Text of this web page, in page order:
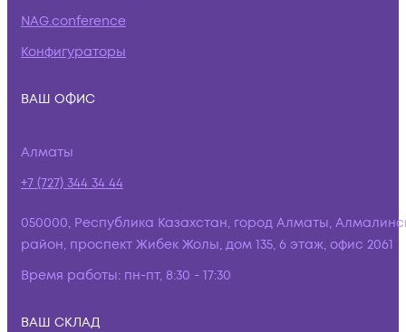
NAG.conference
Конфигураторы
ВАШ ОФИС
Алматы
+7 (727) 344 34 44
050000, Республика Казахстан, город Алматы,
район, проспект Жибек Жолы, дом 135, 6 этаж, офис 2061
Время работы: пн-пт, 8:30 - 17:30
ВАШ СКЛАД